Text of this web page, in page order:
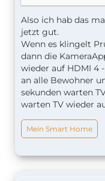
Also ich hab das
jetzt gut.
Wenn es klingelt
dann die
wieder auf HDMI 4
an alle Bewohner
sekunden warten
warten TV wieder
Mein Smart Home